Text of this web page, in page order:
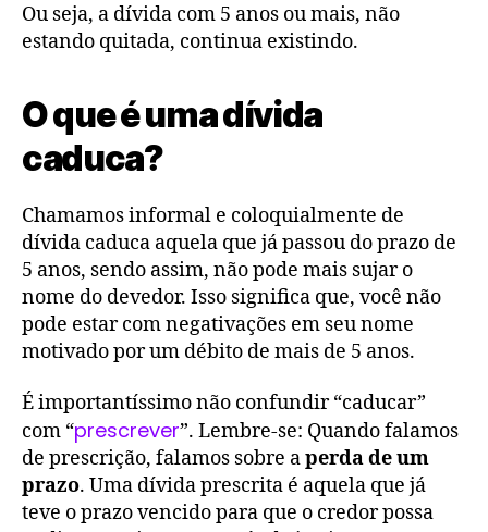
Ou seja, a dívida com 5 anos ou mais, não
estando quitada, continua existindo.
O que é uma dívida
caduca?
Chamamos informal e coloquialmente de
dívida caduca aquela que já passou do prazo de
5 anos, sendo assim, não pode mais sujar o
nome do devedor. Isso significa que, você não
pode estar com negativações em seu nome
motivado por um débito de mais de 5 anos.
É importantíssimo não confundir “caducar”
com “prescrever”. Lembre-se: Quando falamos
de prescrição, falamos sobre aperda de um
prazo. Uma dívida prescrita é aquela que já
teve o prazo vencido para que o credor possa